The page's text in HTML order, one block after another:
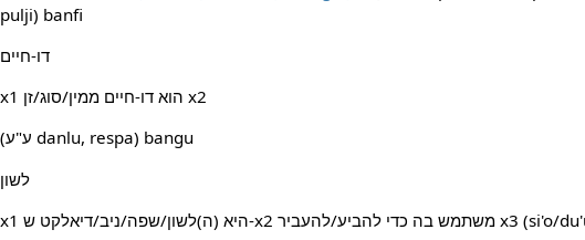
pulji) banfi
דו-חיים
x1 הוא דו-חיים ממין/סוג/זן x2
(ע"ע danlu, respa) bangu
לשון